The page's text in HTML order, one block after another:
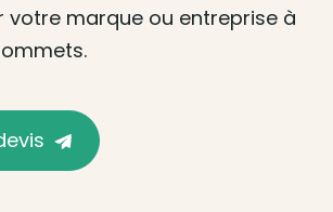
votre marque ou entreprise à